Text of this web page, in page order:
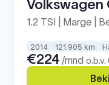
Volkswagen
1.2 TSI | Marge |
2014 121.905 km
€224 /mnd o.b.v.